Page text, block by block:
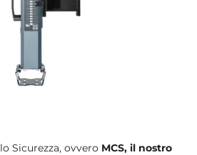
Sicurezza, ovvero MCS, il nostro